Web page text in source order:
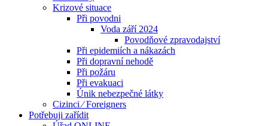
Krizové situace
Při povodni
Voda září 2024
Povodňové zpravodajství
Při epidemiích a nákazách
Při dopravní nehodě
Při požáru
Při evakuaci
Únik nebezpečné látky
Cizinci ⁄ Foreigners
Potřebuji zařídit